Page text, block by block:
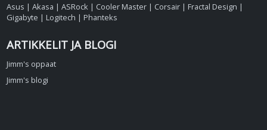
Asus |Akasa |ASRock | Cooler Master | Corsair | Fractal Design |
Gigabyte | Logitech | Phanteks
ARTIKKELIT JA BLOGI
Jimm's oppaat
Jimm's blogi